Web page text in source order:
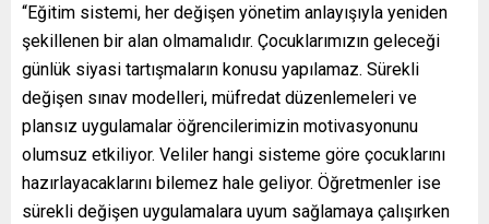
“Eğitim sistemi, her değişen yönetim anlayışıyla yeniden
şekillenen bir alan olmamalıdır. Çocuklarımızın geleceği
günlük siyasi tartışmaların konusu yapılamaz. Sürekli
değişen sınav modelleri, müfredat düzenlemeleri ve
plansız uygulamalar öğrencilerimizin motivasyonunu
olumsuz etkiliyor. Veliler hangi sisteme göre çocuklarını
hazırlayacaklarını bilemez hale geliyor. Öğretmenler ise
sürekli değişen uygulamalara uyum sağlamaya çalışırken